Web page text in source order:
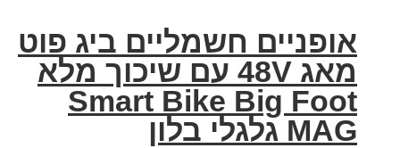
אופניים חשמליים ביג פוט
מאג 48V עם שיכוך מלא
Smart Bike Big Foot
MAG גלגלי בלון